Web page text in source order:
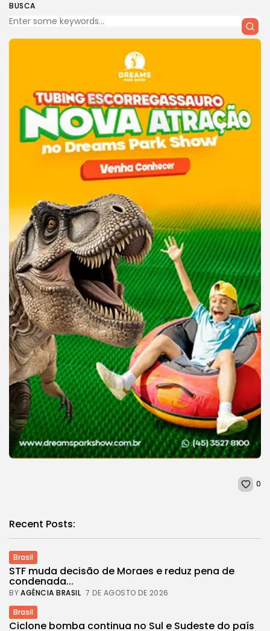
BUSCA
0
Recent Posts:
Brasil
STF muda decisão de Moraes e reduz pena de
condenada...
BYAGÊNCIA BRASIL 7 DE AGOSTO DE 2026
Brasil
Ciclone bomba continua no Sul e Sudeste do país